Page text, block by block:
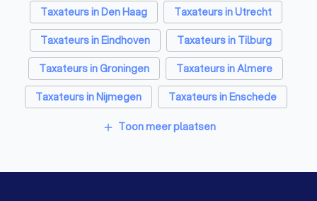
Taxateurs in Den Haag
Taxateurs in Utrecht
Taxateurs in Eindhoven
Taxateurs in Tilburg
Taxateurs in Groningen
Taxateurs in Almere
Taxateurs in Nijmegen
Taxateurs in Enschede
Taxateurs in Haarlem
Taxateurs in Arnhem
add Toon meer plaatsen